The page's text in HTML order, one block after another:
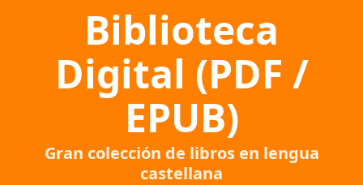
Biblioteca
Digital (PDF /
EPUB)
Gran colección de libros en lengua
castellana